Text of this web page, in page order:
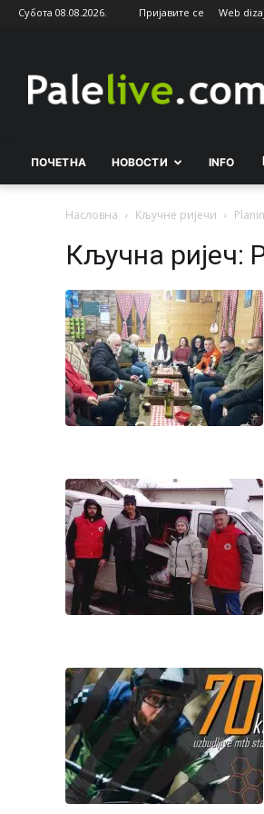
Субота 08.08.2026. Пријавите се Web
ПОЧЕТНА НОВОСТИ INFO
Насловна Кључне ријечи
Кључна ријеч: